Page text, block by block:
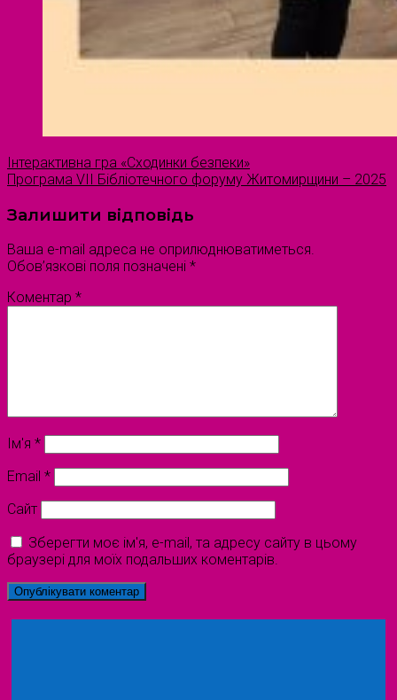
Інтерактивна гра «Сходинки безпеки»
Програма VII Бібліотечного форуму Житомирщини – 2025
Залишити відповідь
Ваша e-mail адреса не оприлюднюватиметься.
Обов’язкові поля позначені *
Коментар *
Ім'я *
Email *
Сайт
Зберегти моє ім'я, e-mail, та адресу сайту в цьому
браузері для моїх подальших коментарів.